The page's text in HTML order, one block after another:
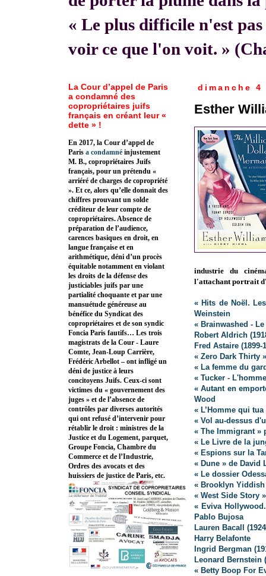
« Le plus difficile n'est
voir ce que l'on voit. »
dimanche 4
Esther
industrie du
l'attachant portrait
« Hits de Noël.
Weinstein
« Brainwashed -
Robert Aldrich
Fred Astaire (1899-
« Zero Dark Thirty
« La femme du
« Tucker -
« Autant en
Wood
« L’Homme qui
« Vol au-dessus
« The Immigrant »
« Le Livre de la
« Espions sur la
« Dune » de David
« Le dossier
« Brooklyn
« West Side Story
« Eviva
Pablo Bujosa
Lauren Bacall
Harry Belafonte
Ingrid Bergman
Leonard Bernstein
« Betty Boop For
La Cour d’appel de Paris
a condamné des
copropriétaires juifs
français en créant leur «
dette » !
En 2017, la Cour d’appel de
Paris a condamné injustement
M. B., copropriétaires Juifs
français, pour un prétendu «
arriéré de charges de copropriété
». Et ce, alors qu’elle donnait des
chiffres prouvant un solde
créditeur de leur compte de
copropriétaires. Absence de
préparation de l’audience,
carences basiques en droit, en
langue française et en
arithmétique, déni d’un procès
équitable notamment en violant
les droits de la défense des
justiciables juifs par une
partialité choquante et par une
mansuétude généreuse au
bénéfice du Syndicat des
copropriétaires et de son syndic
Foncia Paris fautifs… Les trois
magistrats de la Cour - Laure
Comte, Jean-Loup Carrière,
Frédéric Arbellot – ont infligé un
déni de justice à leurs
concitoyens Juifs. Ceux-ci sont
victimes du « gouvernement des
juges » et de l’absence de
contrôles par diverses autorités
qui ont refusé d’intervenir pour
rétablir le droit : ministres de la
Justice et du Logement, parquet,
Groupe Foncia, Chambre du
Commerce et de l’Industrie,
Ordres des avocats et des
huissiers de justice de Paris, etc.